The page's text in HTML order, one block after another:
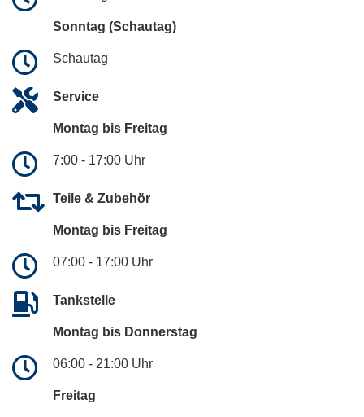
Sonntag (Schautag)
Schautag
Service
Montag bis Freitag
7:00 - 17:00 Uhr
Teile & Zubehör
Montag bis Freitag
07:00 - 17:00 Uhr
Tankstelle
Montag bis Donnerstag
06:00 - 21:00 Uhr
Freitag